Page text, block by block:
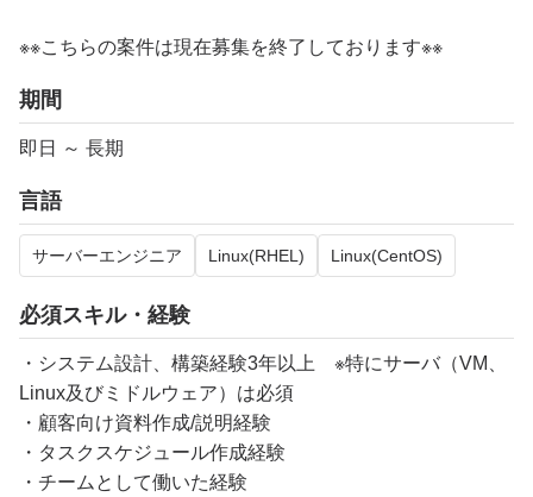
※※こちらの案件は現在募集を終了しております※※
期間
即日 ～ 長期
言語
サーバーエンジニア Linux(RHEL) Linux(CentOS)
必須スキル・経験
・システム設計、構築経験3年以上 ※特にサーバ（VM、
Linux及びミドルウェア）は必須
・顧客向け資料作成/説明経験
・タスクスケジュール作成経験
・チームとして働いた経験